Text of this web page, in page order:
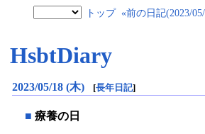
トップ «前の日記(2023/
HsbtDiary
2023/05/18 (木) [長年日記]
■ 療養の日